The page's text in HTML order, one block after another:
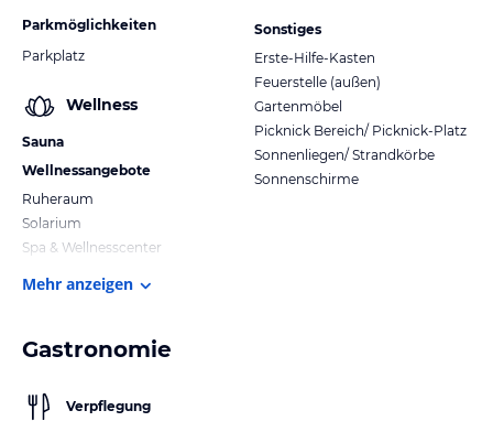
Parkmöglichkeiten
Parkplatz
Wellness
Sauna
Wellnessangebote
Ruheraum
Solarium
Spa & Wellnesscenter
Sonstiges
Erste-Hilfe-Kasten
Feuerstelle (außen)
Gartenmöbel
Picknick Bereich/ Picknick-Platz
Sonnenliegen/ Strandkörbe
Sonnenschirme
Mehr anzeigen
Gastronomie
Verpflegung